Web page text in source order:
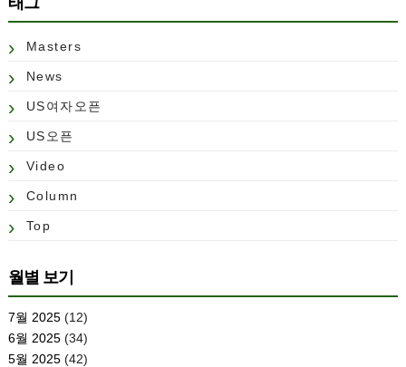
Masters
News
US여자오픈
US오픈
Video
Column
Top
월별 보기
7월 2025(12)
6월 2025(34)
5월 2025(42)